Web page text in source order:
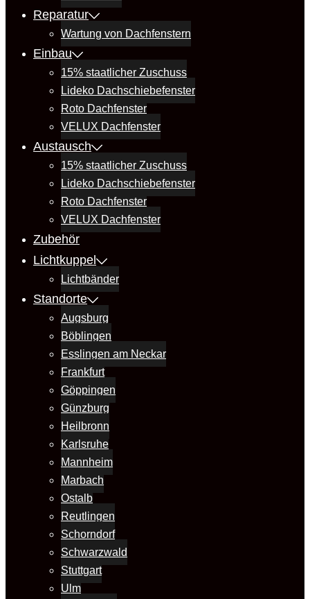
Reparatur
Wartung von Dachfenstern
Einbau
15% staatlicher Zuschuss
Lideko Dachschiebefenster
Roto Dachfenster
VELUX Dachfenster
Austausch
15% staatlicher Zuschuss
Lideko Dachschiebefenster
Roto Dachfenster
VELUX Dachfenster
Zubehör
Lichtkuppel
Lichtbänder
Standorte
Augsburg
Böblingen
Esslingen am Neckar
Frankfurt
Göppingen
Günzburg
Heilbronn
Karlsruhe
Mannheim
Marbach
Ostalb
Reutlingen
Schorndorf
Schwarzwald
Stuttgart
Ulm